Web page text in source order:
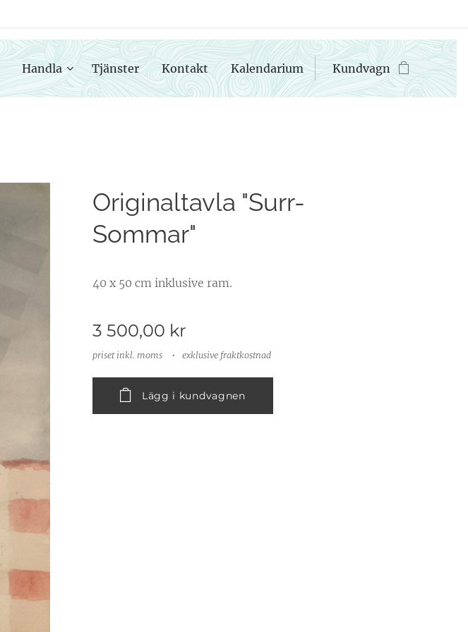
Handla Tjänster Kontakt Kalendarium Kundvagn
Originaltavla "Surr-
Sommar"
40 x 50 cm inklusive ram.
3 500,00 kr
priset inkl. moms exklusive fraktkostnad
Lägg i kundvagnen